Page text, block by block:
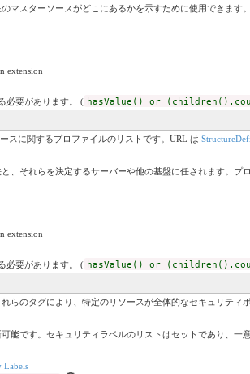
マスターソースがどこにあるかを示すために使用できます。
extension
必要があります。 ( hasValue() or
スに関するプロファイルのリストです。URL は
、それらを決定するサーバーや他の基盤に任されます。プ
extension
必要があります。 ( hasValue() or
らのタグにより、特定のリソースが全体的なセキュリティ
能です。セキュリティラベルのリストはセットであり、一
Labels